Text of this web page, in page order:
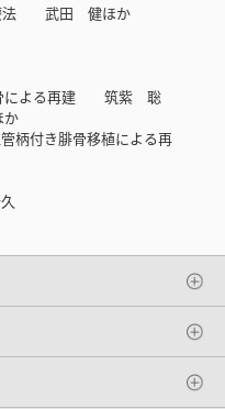
療法 武田 健ほか
骨による再建 筑紫 聡
柄付き腓骨移植による再